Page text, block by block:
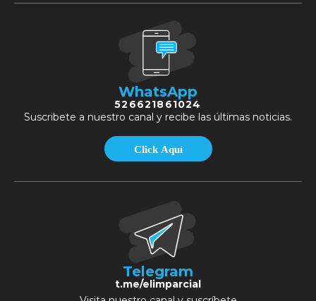
WhatsApp
526621861024
Suscribete a nuestro canal y recibe las últimas noticias.
Click Aquí
Telegram
t.me/elimparcial